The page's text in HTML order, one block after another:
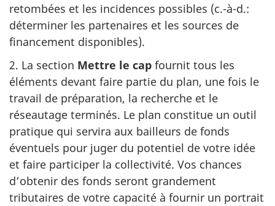
retombées et les incidences possibles (c.-à-d.:
déterminer les partenaires et les sources de
financement disponibles).
2. La section Mettre le cap fournit tous les
éléments devant faire partie du plan, une fois le
travail de préparation, la recherche et le
réseautage terminés. Le plan constitue un outil
pratique qui servira aux bailleurs de fonds
éventuels pour juger du potentiel de votre idée
et faire participer la collectivité. Vos chances
d’obtenir des fonds seront grandement
tributaires de votre capacité à fournir un portrait